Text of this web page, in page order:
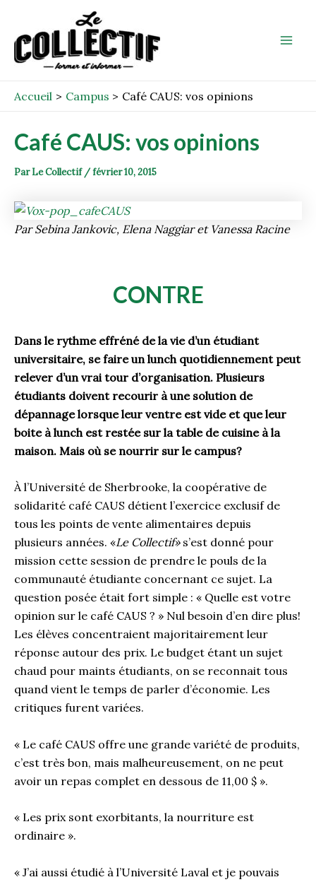
contenu
Accueil Campus Café CAUS: vos opinions
Café CAUS: vos opinions
ParLe Collectif /février 10, 2015
Par Sebina Jankovic, Elena Naggiar et Vanessa Racine
CONTRE
Dans le rythme effréné de la vie d’un étudiant
universitaire, se faire un lunch quotidiennement peut
relever d’un vrai tour d’organisation. Plusieurs
étudiants doivent recourir à une solution de
dépannage lorsque leur ventre est vide et que leur
boite à lunch est restée sur la table de cuisine à la
maison. Mais où se nourrir sur le campus?
À l’Université de Sherbrooke, la coopérative de
solidarité café CAUS détient l’exercice exclusif de
tous les points de vente alimentaires depuis
plusieurs années. «Le Collectif»s’est donné pour
mission cette session de prendre le pouls de la
communauté étudiante concernant ce sujet. La
question posée était fort simple : « Quelle est votre
opinion sur le café CAUS ? » Nul besoin d’en dire plus!
Les élèves concentraient majoritairement leur
réponse autour des prix. Le budget étant un sujet
chaud pour maints étudiants, on se reconnait tous
quand vient le temps de parler d’économie. Les
critiques furent variées.
« Le café CAUS offre une grande variété de produits,
c’est très bon, mais malheureusement, on ne peut
avoir un repas complet en dessous de 11,00 $ ».
« Les prix sont exorbitants, la nourriture est
ordinaire ».
« J’ai aussi étudié à l’Université Laval et je pouvais
navigation